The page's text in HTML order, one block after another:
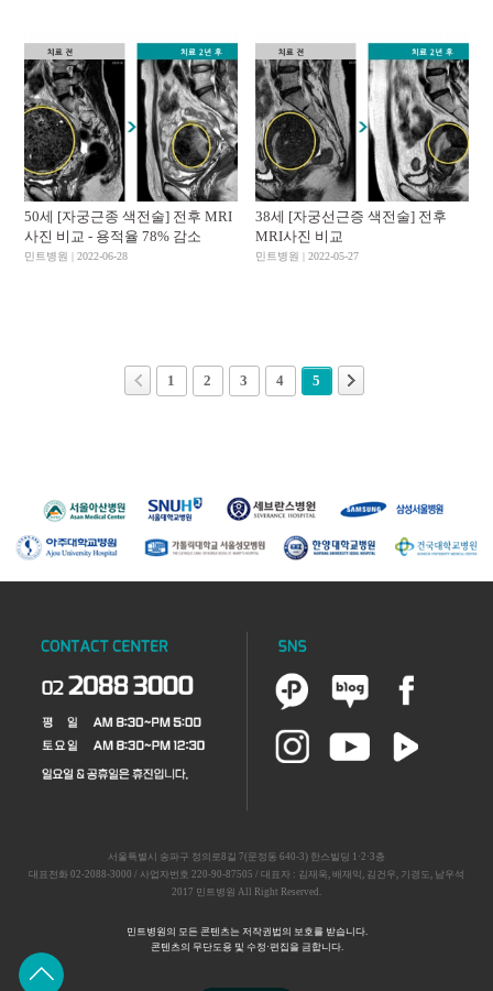
50세 [자궁근종 색전술] 전후 MRI
사진 비교 - 용적율 78% 감소
민트병원 | 2022-06-28
38세 [자궁선근증 색전술] 전후
MRI사진 비교
민트병원 | 2022-05-27
1 2 3 4 5
서울특별시 송파구 정의로8길 7(문정동 640-3) 한스빌딩 1·2·3층
대표전화 02-2088-3000 / 사업자번호 220-90-87505 / 대표자 : 김재욱, 배재익, 김건우, 기경도, 남우석
2017 민트병원 All Right Reserved.
민트병원의 모든 콘텐츠는 저작권법의 보호를 받습니다.
콘텐츠의 무단도용 및 수정·편집을 금합니다.